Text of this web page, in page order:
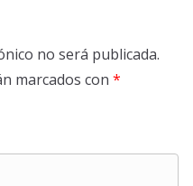
no será publicada.
marcados con *